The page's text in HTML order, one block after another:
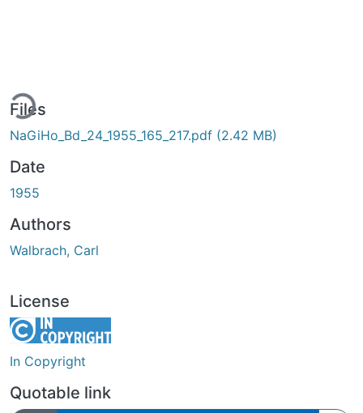
Files
NaGiHo_Bd_24_1955_165_217.pdf (2.42 MB)
Date
1955
Authors
Walbrach, Carl
License
In Copyright
Quotable link